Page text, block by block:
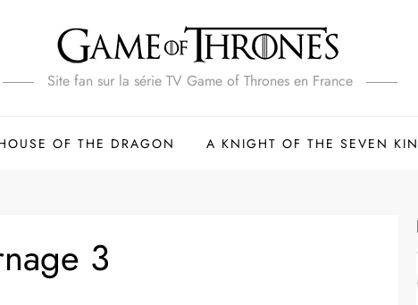
Site fan sur la série TV Game of Thrones en France
OF THE DRAGON A KNIGHT OF THE SEVEN
3